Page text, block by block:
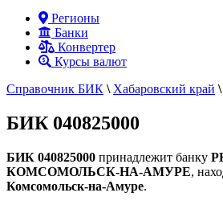
Регионы
Банки
Конвертер
Курсы валют
Справочник БИК \ Хабаровский край \
БИК 040825000
БИК 040825000 принадлежит банку
КОМСОМОЛЬСК-НА-АМУРЕ,
Комсомольск-на-Амуре.